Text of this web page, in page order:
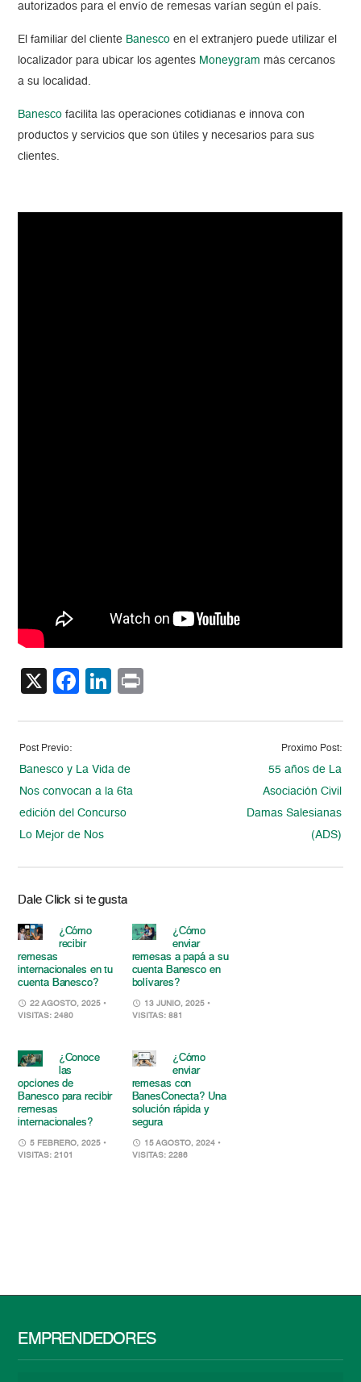
autorizados para el envío de remesas varían según el país.
El familiar del cliente Banesco en el extranjero puede utilizar el
localizador para ubicar los agentes Moneygram más cercanos
a su localidad.
Banesco facilita las operaciones cotidianas e innova con
productos y servicios que son útiles y necesarios para sus
clientes.
X Facebook
LinkedIn
Post Previo:
Banesco y La Vida de
Nos convocan a la 6ta
edición del Concurso
Lo Mejor de Nos
Proximo Post:
55 años de La
Asociación Civil
Damas Salesianas
(ADS)
Dale Click si te gusta
¿Cómo
recibir
remesas
internacionales en tu
cuenta Banesco?
22 AGOSTO, 2025 •
VISITAS: 2480
¿Cómo
enviar
remesas a papá a su
cuenta Banesco en
bolívares?
13 JUNIO, 2025 •
VISITAS: 881
¿Conoce
las
opciones de
Banesco para recibir
remesas
internacionales?
5 FEBRERO, 2025 •
VISITAS: 2101
¿Cómo
enviar
remesas con
BanesConecta? Una
solución rápida y
segura
15 AGOSTO, 2024 •
VISITAS: 2286
EMPRENDEDORES